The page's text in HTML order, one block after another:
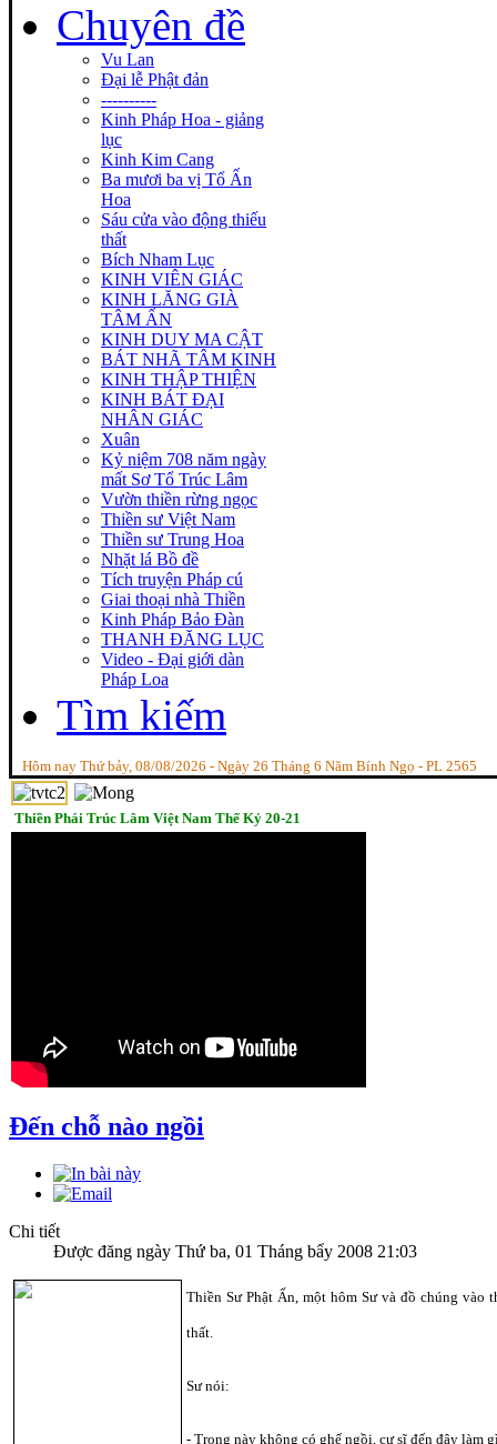
Chuyên đề
Vu Lan
Đại lễ Phật đản
----------
Kinh Pháp Hoa - giảng
lục
Kinh Kim Cang
Ba mươi ba vị Tổ Ấn
Hoa
Sáu cửa vào động thiếu
thất
Bích Nham Lục
KINH VIÊN GIÁC
KINH LĂNG GIÀ
TÂM ẤN
KINH DUY MA CẬT
BÁT NHÃ TÂM KINH
KINH THẬP THIỆN
KINH BÁT ĐẠI
NHÂN GIÁC
Xuân
Kỷ niệm 708 năm ngày
mất Sơ Tổ Trúc Lâm
Vườn thiền rừng ngọc
Thiền sư Việt Nam
Thiền sư Trung Hoa
Nhặt lá Bồ đề
Tích truyện Pháp cú
Giai thoại nhà Thiền
Kinh Pháp Bảo Đàn
THANH ĐĂNG LỤC
Video - Đại giới dàn
Pháp Loa
Tìm kiếm
Hôm nay Thứ bảy, 08/08/2026 - Ngày 26 Tháng 6 Năm Bính Ngọ - PL 2565
Thiền Phái Trúc Lâm Việt Nam Thế Kỷ 20-21
Đến chỗ nào ngồi
Chi tiết
Được đăng ngày Thứ ba, 01 Tháng bẩy 2008 21:03
Thiền Sư Phật Ấn, một hôm Sư và đồ chúng vào
thất.
Sư nói:
- Trong này không có ghế ngồi, cư sĩ đến đây làm